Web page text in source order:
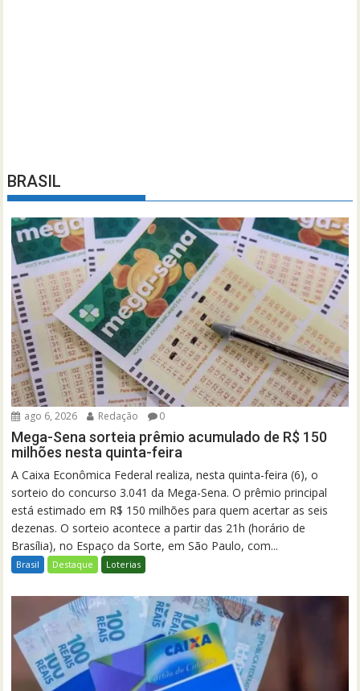
BRASIL
ago 6, 2026 Redação 0
Mega-Sena sorteia prêmio acumulado de R$ 150
milhões nesta quinta-feira
A Caixa Econômica Federal realiza, nesta quinta-feira (6), o
sorteio do concurso 3.041 da Mega-Sena. O prêmio principal
está estimado em R$ 150 milhões para quem acertar as seis
dezenas. O sorteio acontece a partir das 21h (horário de
Brasília), no Espaço da Sorte, em São Paulo, com...
Brasil Destaque Loterias